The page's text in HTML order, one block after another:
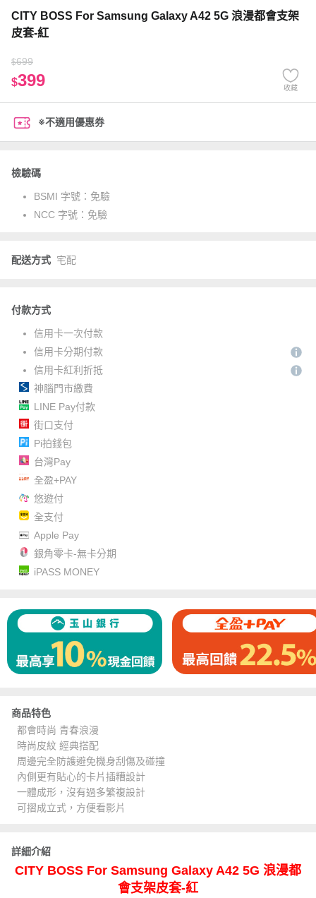
CITY BOSS For Samsung Galaxy A42 5G 浪漫都會支架
皮套-紅
$699
$399 收藏
※不適用優惠券
檢驗碼
BSMI 字號： 免驗
NCC 字號： 免驗
配送方式 宅配
付款方式
信用卡一次付款
信用卡分期付款
信用卡紅利折抵
神腦門市繳費
LINE Pay付款
街口支付
Pi拍錢包
台灣Pay
全盈+PAY
悠遊付
全支付
Apple Pay
銀角零卡-無卡分期
iPASS MONEY
商品特色
都會時尚 青春浪漫
時尚皮紋 經典搭配
周邊完全防護避免機身刮傷及碰撞
內側更有貼心的卡片插糟設計
一體成形，沒有過多繁複設計
可摺成立式，方便看影片
詳細介紹
CITY BOSS For Samsung Galaxy A42 5G 浪漫都
會支架皮套-紅